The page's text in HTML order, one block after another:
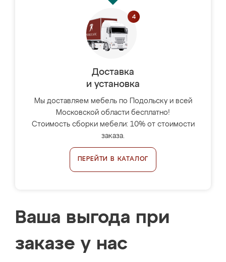
Доставка
и установка
Мы доставляем мебель по Подольску и всей
Московской области бесплатно!
Стоимость сборки мебели: 10% от стоимости
заказа.
ПЕРЕЙТИ В КАТАЛОГ
Ваша выгода при
заказе у нас